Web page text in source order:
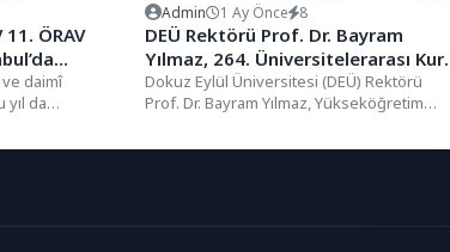
ÖRAV
ve daimî
yıl da
Admin 1 Ay Önce 8
DEÜ Rektörü Prof. Dr. Bayram
Yılmaz, 264. Üniversitelerarası
Toplantısı’na Katıldı
Dokuz Eylül Üniversitesi (DEÜ) Rektörü
Prof. Dr. Bayram Yılmaz, Yükseköğretim
264....